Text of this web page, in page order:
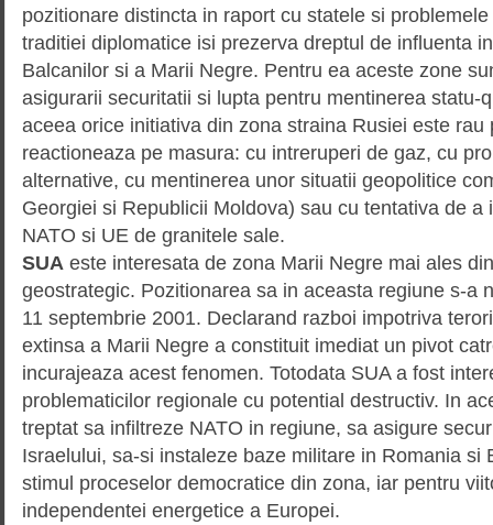
pozitionare distincta in raport cu statele si
traditiei diplomatice isi prezerva dreptul de influenta
Balcanilor si a Marii Negre. Pentru ea aceste zone
asigurarii securitatii si lupta pentru mentinerea statu-
aceea orice initiativa din zona straina Rusiei este rau
reactioneaza pe masura: cu intreruperi de gaz, cu
alternative, cu mentinerea unor situatii geopolitice
Georgiei si Republicii Moldova) sau cu tentativa de a
NATO si UE de granitele sale.
SUA este interesata de zona Marii Negre mai ales
geostrategic. Pozitionarea sa in aceasta regiune s-a
11 septembrie 2001. Declarand razboi impotriva
extinsa a Marii Negre a constituit imediat un pivot
incurajeaza acest fenomen. Totodata SUA a fost
problematicilor regionale cu potential destructiv. In
treptat sa infiltreze NATO in regiune, sa asigure
Israelului, sa-si instaleze baze militare in Romania si
stimul proceselor democratice din zona, iar pentru
independentei energetice a Europei.